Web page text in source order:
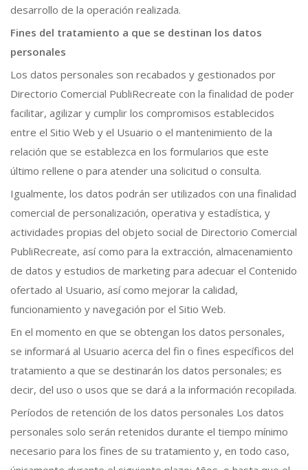
desarrollo de la operación realizada.
Fines del tratamiento a que se destinan los datos
personales
Los datos personales son recabados y gestionados por
Directorio Comercial PubliRecreate con la finalidad de poder
facilitar, agilizar y cumplir los compromisos establecidos
entre el Sitio Web y el Usuario o el mantenimiento de la
relación que se establezca en los formularios que este
último rellene o para atender una solicitud o consulta.
Igualmente, los datos podrán ser utilizados con una finalidad
comercial de personalización, operativa y estadística, y
actividades propias del objeto social de Directorio Comercial
PubliRecreate, así como para la extracción, almacenamiento
de datos y estudios de marketing para adecuar el Contenido
ofertado al Usuario, así como mejorar la calidad,
funcionamiento y navegación por el Sitio Web.
En el momento en que se obtengan los datos personales,
se informará al Usuario acerca del fin o fines específicos del
tratamiento a que se destinarán los datos personales; es
decir, del uso o usos que se dará a la información recopilada.
Períodos de retención de los datos personales Los datos
personales solo serán retenidos durante el tiempo mínimo
necesario para los fines de su tratamiento y, en todo caso,